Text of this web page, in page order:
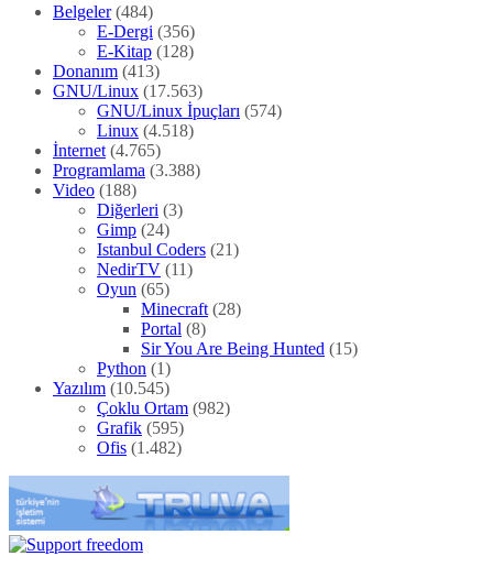
Belgeler(484)
E-Dergi (356)
E-Kitap (128)
Donanım (413)
GNU/Linux (17.563)
GNU/Linux İpuçları (574)
Linux (4.518)
İnternet (4.765)
Programlama (3.388)
Video (188)
Diğerleri (3)
Gimp (24)
Istanbul Coders (21)
NedirTV (11)
Oyun (65)
Minecraft (28)
Portal (8)
Sir You Are Being Hunted (15)
Python (1)
Yazılım (10.545)
Çoklu Ortam (982)
Grafik (595)
Ofis (1.482)